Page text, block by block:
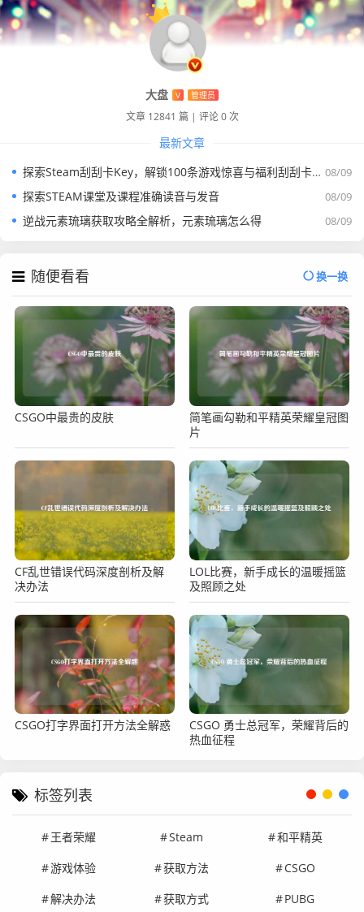
大盘 V 管理员
文章 12841 篇 | 评论 0 次
最新文章
08/09
探索Steam刮刮卡Key，解锁100条游戏惊喜与福利刮刮卡奖励清单
08/09
探索STEAM课堂及课程准确读音与发音
08/09
逆战元素琉璃获取攻略全解析，元素琉璃怎么得
随便看看 换一换
CSGO中最贵的皮肤
简笔画勾勒和平精英荣耀皇冠图
片
CF乱世错误代码深度剖析及解
决办法
LOL比赛，新手成长的温暖摇篮
及照顾之处
CSGO打字界面打开方法全解惑
CSGO 勇士总冠军，荣耀背后的
热血征程
标签列表
王者荣耀 Steam
和平精英
游戏体验
获取方法
CSGO
解决办法
获取方式 PUBG